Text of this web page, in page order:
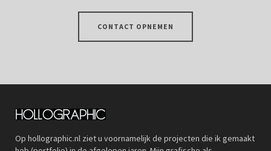
CONTACT OPNEMEN
Op hollographic.nl ziet u voornamelijk de projecten die ik gemaakt